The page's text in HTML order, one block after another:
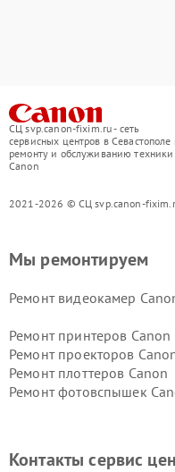
СЦ svp.canon-fixim.ru - сеть
сервисных центров в Севастополе
ремонту и обслуживанию техники
Canon
2021-2026 © СЦ svp.canon-
Мы ремонтируем
Ремонт видеокамер
Ремонт принтеров Canon
Ремонт проекторов
Ремонт плоттеров Canon
Ремонт фотовспышек
Контакты сервис